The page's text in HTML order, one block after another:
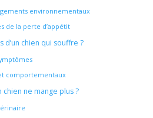
environnementaux
de la perte d’appétit
d’un chien qui souffre ?
comportementaux
ne mange plus ?